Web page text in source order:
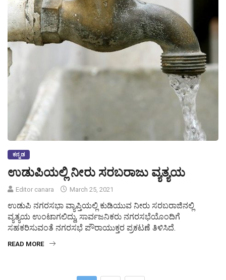
ಕನ್ನಡ
ಉಡುಪಿಯಲ್ಲಿ ನೀರು ಸರಬರಾಜು ವ್ಯತ್ಯಯ
Editor canara March 25, 2021
ಉಡುಪಿ ನಗರಸಭಾ ವ್ಯಾಪ್ತಿಯಲ್ಲಿ ಕುಡಿಯುವ ನೀರು ಸರಬರಾಜಿನಲ್ಲಿ
ವ್ಯತ್ಯಯ ಉಂಟಾಗಲಿದ್ದು, ಸಾರ್ವಜನಿಕರು ನಗರಸಭೆಯೊಂದಿಗೆ
ಸಹಕರಿಸುವಂತೆ ನಗರಸಭೆ ಪೌರಾಯುಕ್ತರ ಪ್ರಕಟಣೆ ತಿಳಿಸಿದೆ.
READ MORE